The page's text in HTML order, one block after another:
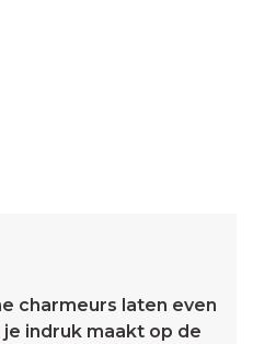
charmeurs laten even
je indruk maakt op de